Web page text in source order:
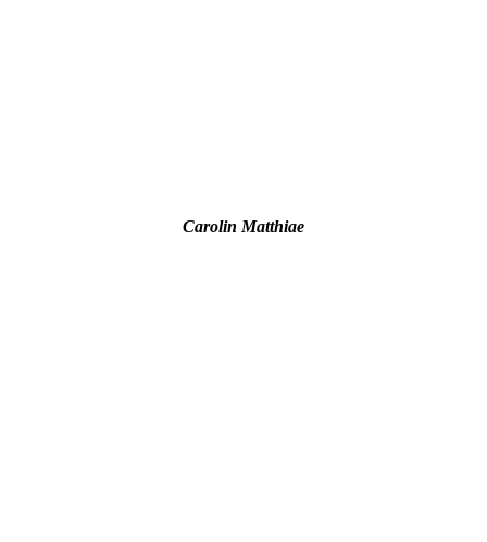
Carolin Matthiae